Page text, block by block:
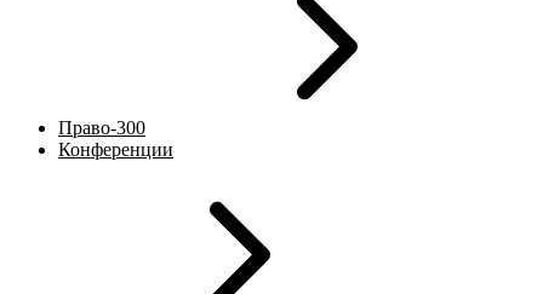
Право-300
Конференции